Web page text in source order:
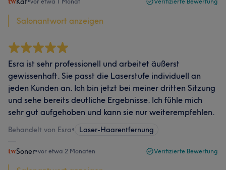
Salonantwort anzeigen
Esra ist sehr professionell und arbeitet äußerst
gewissenhaft. Sie passt die Laserstufe individuell an
jeden Kunden an. Ich bin jetzt bei meiner dritten Sitzung
und sehe bereits deutliche Ergebnisse. Ich fühle mich
sehr gut aufgehoben und kann sie nur weiterempfehlen.
Behandelt von Esra• Laser-Haarentfernung
Soner•vor etwa 2 Monaten Verifizierte Bewertung